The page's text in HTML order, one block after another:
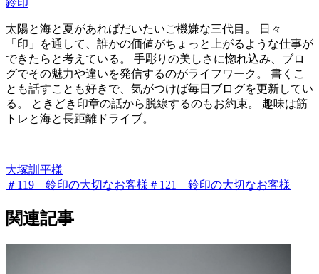
太陽と海と夏があればだいたいご機嫌な三代目。 日々
「印」を通して、誰かの価値がちょっと上がるような仕事が
できたらと考えている。 手彫りの美しさに惚れ込み、ブロ
グでその魅力や違いを発信するのがライフワーク。 書くこ
とも話すことも好きで、気がつけば毎日ブログを更新してい
る。 ときどき印章の話から脱線するのもお約束。 趣味は筋
トレと海と長距離ドライブ。
大塚訓平様
＃119 鈴印の大切なお客様 ＃121 鈴印の大切なお客様
関連記事